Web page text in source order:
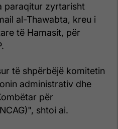
paraqitur zyrtarisht
al-Thawabta, kreu i
të Hamasit, për
të shpërbëjë komitetin
administrativ dhe
për
shtoi ai.